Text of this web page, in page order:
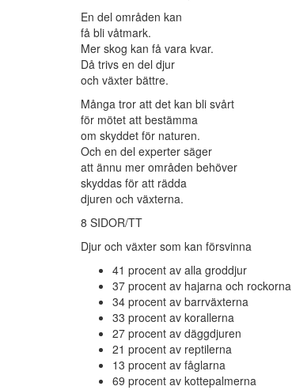
En del områden kan
få bli våtmark.
Mer skog kan få vara kvar.
Då trivs en del djur
och växter bättre.
Många tror att det kan bli svårt
för mötet att bestämma
om skyddet för naturen.
Och en del experter säger
att ännu mer områden behöver
skyddas för att rädda
djuren och växterna.
8 SIDOR/TT
Djur och växter som kan försvinna
41 procent av alla groddjur
37 procent av hajarna och rockorna
34 procent av barrväxterna
33 procent av korallerna
27 procent av däggdjuren
21 procent av reptilerna
13 procent av fåglarna
69 procent av kottepalmerna